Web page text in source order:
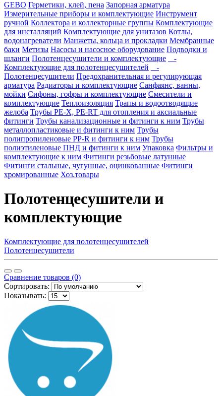
GEBO Герметики, клей, пена Запорная арматура
Измерительные приборы и комплектующие Инструмент
ручной Коллектора и коллекторные группы Комплектующие
для инсталляций Комплектующие для унитазов Котлы,
водонагреватели Манжеты, кольца и прокладки Мембранные
баки Метизы Насосы и насосное оборудование Подводки и
шланги Полотенцесушители и комплектующие
-
Комплектующие для полотенцесушителей
-
Полотенцесушители Предохранительная и регулирующая
арматура Радиаторы и комплектующие Санфаянс, ванны,
мойки Сифоны, гофры и комплектующие Смесители и
комплектующие Теплоизоляция Трапы и водоотводящие
желоба Трубы PE-X, PE-RT для отопления и аксиальные
фитинги Трубы канализационные и фитинги к ним Трубы
металлопластиковые и фитинги к ним Трубы
полипропиленовые PP-R и фитинги к ним Трубы
полиэтиленовые ПНД и фитинги к ним Упаковка Фильтры и
комплектующие к ним Фитинги резьбовые латунные
Фитинги стальные, чугунные, оцинкованные Фитинги
хромированные Хоз.товары
Полотенцесушители и
комплектующие
Комплектующие для полотенцесушителей
Полотенцесушители
Сравнение товаров (0)
Сортировать:
Показывать: